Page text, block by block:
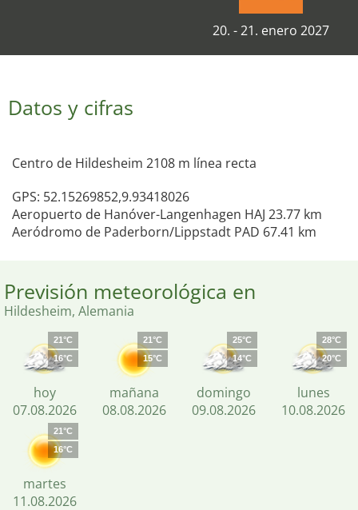
20. - 21. enero 2027
Datos y cifras
Centro de Hildesheim 2108 m línea recta
GPS: 52.15269852,9.93418026
Aeropuerto de Hanóver-Langenhagen HAJ 23.77 km
Aeródromo de Paderborn/Lippstadt PAD 67.41 km
Previsión meteorológica en
Hildesheim, Alemania
21°C
16°C
hoy
07.08.2026
21°C
15°C
mañana
08.08.2026
25°C
14°C
domingo
09.08.2026
28°C
20°C
lunes
10.08.2026
21°C
16°C
martes
11.08.2026